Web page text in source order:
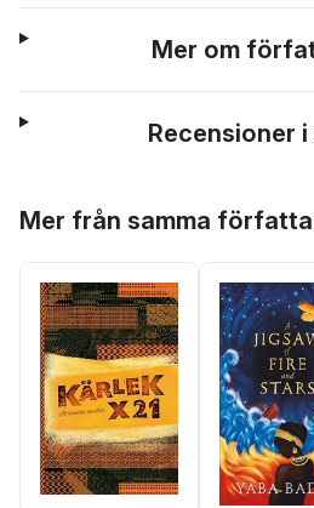
Mer om
Recensioner i
Mer från samma